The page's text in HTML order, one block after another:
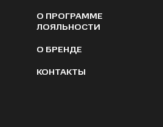
О ПРОГРАММЕ
ЛОЯЛЬНОСТИ
О БРЕНДЕ
КОНТАКТЫ